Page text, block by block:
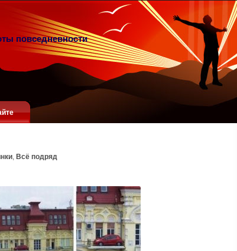
повседневности
, Всё подряд